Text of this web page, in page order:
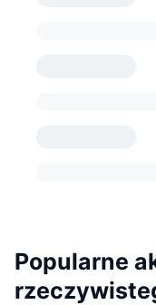
Popularne